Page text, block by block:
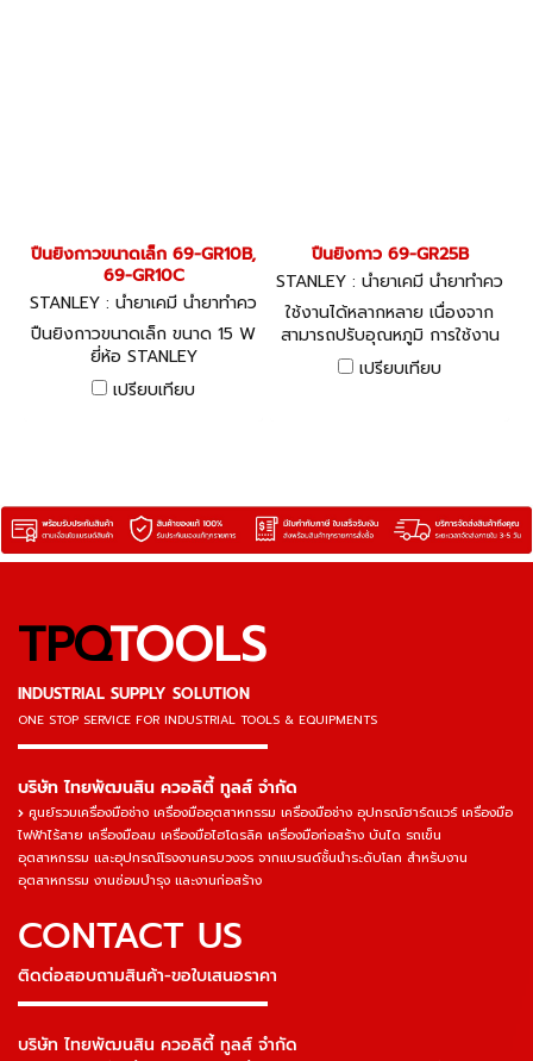
ปืนยิงกาวขนาดเล็ก 69-GR10B,
69-GR10C
STANLEY : น้ำยาเคมี น้ำยาทำคว
ามสะอาด ซิลิโคน
ปืนยิงกาวขนาดเล็ก ขนาด 15 W
ยี่ห้อ STANLEY
เปรียบเทียบ
ปืนยิงกาว 69-GR25B
STANLEY : น้ำยาเคมี น้ำยาทำคว
ามสะอาด ซิลิโคลน
ใช้งานได้หลากหลาย เนื่องจาก
สามารถปรับอุณหภูมิ การใช้งาน
ได้ 2 ระดับ คือ ระดับสูงและ
ระดับต่ำ
เปรียบเทียบ
TPQTOOLS
INDUSTRIAL SUPPLY SOLUTION
ONE STOP SERVICE FOR INDUSTRIAL TOOLS & EQUIPMENTS
▬▬▬▬▬▬▬▬▬▬▬▬▬▬▬
บริษัท ไทยพัฒนสิน ควอลิตี้ ทูลส์ จำกัด
ศูนย์รวมเครื่องมือช่าง เครื่องมืออุตสาหกรรม เครื่องมือช่าง อุปกรณ์ฮาร์ดแวร์ เครื่องมือ
ไฟฟ้าไร้สาย เครื่องมือลม เครื่องมือไฮโดรลิค เครื่องมือก่อสร้าง บันได รถเข็น
อุตสาหกรรม และอุปกรณ์โรงงานครบวงจร จากแบรนด์ชั้นนำระดับโลก สำหรับงาน
อุตสาหกรรม งานซ่อมบำรุง และงานก่อสร้าง
CONTACT US
ติดต่อสอบถามสินค้า-ขอใบเสนอราคา
▬▬▬▬▬▬▬▬▬▬▬▬▬▬▬
บริษัท ไทยพัฒนสิน ควอลิตี้ ทูลส์ จำกัด